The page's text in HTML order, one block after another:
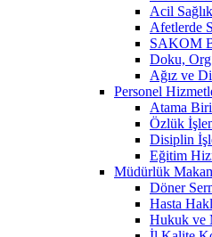
Acil
Afetlerde
SAKOM
Doku,
Ağız ve
Personel
Atama
Özlük
Disiplin
Eğitim
Müdürlük
Döner
Hasta
Hukuk ve